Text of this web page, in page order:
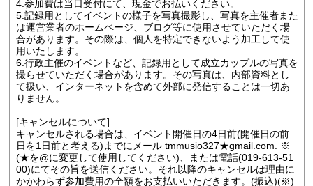
4.参加費は当日受付にて、現金でお払いください。
5.記録用としてイベントの様子を写真撮影し、写真を主催者また
は運営業者のホームページ、ブログ等に使用させていただく場
合があります。その際は、個人を特定できないよう加工して使
用いたします。
6.行政主催のイベントなど、記録用として成立カップルの写真を
撮らせていただく場合があります。その写真は、内部資料とし
て扱い、インターネットを含めて外部に発信することは一切あ
りません。
[キャンセルについて]
キャンセルされる場合は、イベント開催日の4日前(開催日の前
日を1日前と考える)までにメール tmmusio327★gmail.com. ※
(★を@に変更して使用してください)、または電話(019-613-51
00)にてその旨を送信ください。それ以降のキャンセルは理由に
かかわらず参加費用の全額をお支払いいただきます。(振込)(※)